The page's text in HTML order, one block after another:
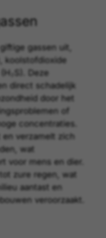
gassen uit,
koolstofdioxide
Deze
direct schadelijk
door het
of
concentraties.
en verzamelt zich
wat
voor mens en dier.
zure regen, wat
aantast en
veroorzaakt.